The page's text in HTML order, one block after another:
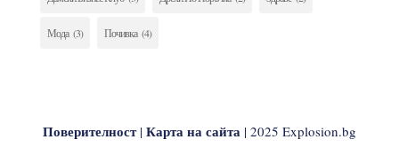
Мода (3) Почивка (4)
Поверителност| Карта на сайта | 2025 Explosion.bg